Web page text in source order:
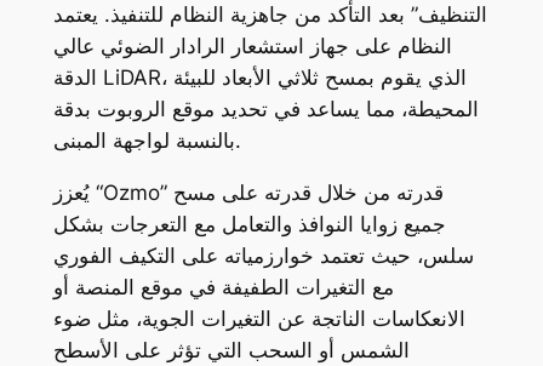
التنظيف” بعد التأكد من جاهزية النظام للتنفيذ. يعتمد
النظام على جهاز استشعار الرادار الضوئي عالي
الدقة LiDAR، الذي يقوم بمسح ثلاثي الأبعاد للبيئة
المحيطة، مما يساعد في تحديد موقع الروبوت بدقة
بالنسبة لواجهة المبنى.
يُعزز “Ozmo” قدرته من خلال قدرته على مسح
جميع زوايا النوافذ والتعامل مع التعرجات بشكل
سلس، حيث تعتمد خوارزمياته على التكيف الفوري
مع التغيرات الطفيفة في موقع المنصة أو
الانعكاسات الناتجة عن التغيرات الجوية، مثل ضوء
الشمس أو السحب التي تؤثر على الأسطح